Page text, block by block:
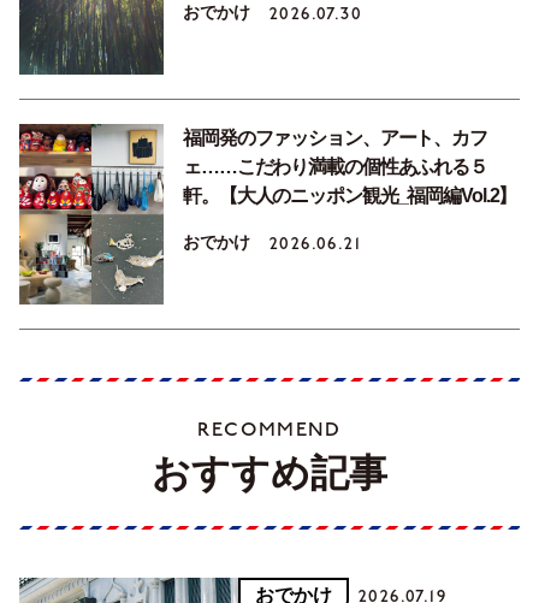
おでかけ 2026.07.30
福岡発のファッション、アート、カフ
ェ……こだわり満載の個性あふれる５
軒。【大人のニッポン観光_福岡編Vol.2】
おでかけ 2026.06.21
RECOMMEND
おすすめ記事
おでかけ 2026.07.19